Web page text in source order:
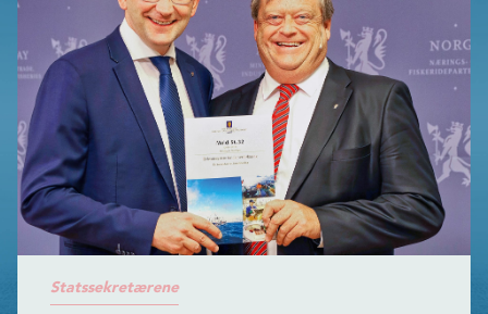
Statssekretærene